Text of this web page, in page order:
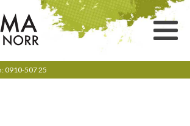
0910-507 25